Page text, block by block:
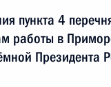
пункта 4
работы в
Президента